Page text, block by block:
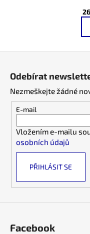
26
Odebírat
Nezmeškejte žádné
E-mail
Vložením e-mailu
osobních údajů
PŘIHLÁSIT SE
Facebook